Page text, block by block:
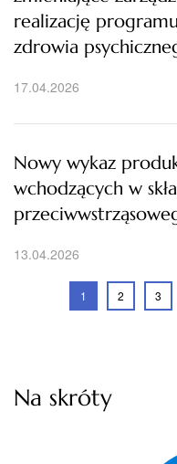
realizację
zdrowia
17.04.2026
Nowy wykaz
wchodzących w
13.04.2026
1 2 3
Na skróty